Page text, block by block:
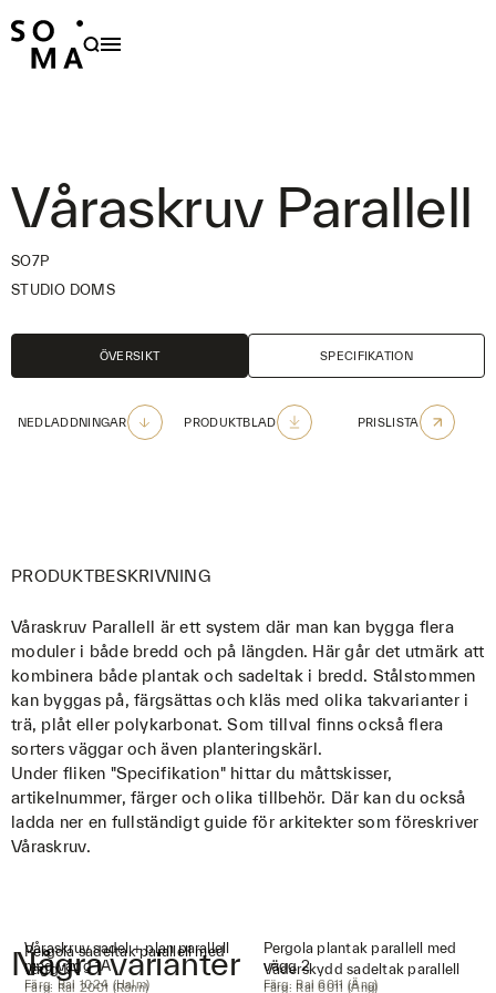
PRODUKTER
FAMILJER
FORMGIVARE
NYHETER
PROJEKT
OUTDOOR CARE
Våraskruv Parallell
SO7P
STUDIO DOMS
ÖVERSIKT SPECIFIKATION
NEDLADDNINGAR PRODUKTBLAD PRISLISTA
PRODUKTBESKRIVNING
Våraskruv Parallell är ett system där man kan bygga flera
moduler i både bredd och på längden. Här går det utmärk att
kombinera både plantak och sadeltak i bredd. Stålstommen
kan byggas på, färgsättas och kläs med olika takvarianter i
trä, plåt eller polykarbonat. Som tillval finns också flera
sorters väggar och även planteringskärl.
Under fliken "Specifikation" hittar du måttskisser,
artikelnummer, färger och olika tillbehör. Där kan du också
ladda ner en fullständigt guide för arkitekter som föreskriver
Våraskruv.
Några varianter
Våraskruv sadel + plan parallell
med vägg 1A
Färg: Ral 1024 (Halm)
Pergola plantak parallell med
vägg 2
Färg: Ral 6011 (Äng)
Pergola sadeltak parallell med
vägg 1A
Färg: Ral 2001 (Rönn)
Väderskydd sadeltak parallell
Färg: Ral 6011 (Äng)